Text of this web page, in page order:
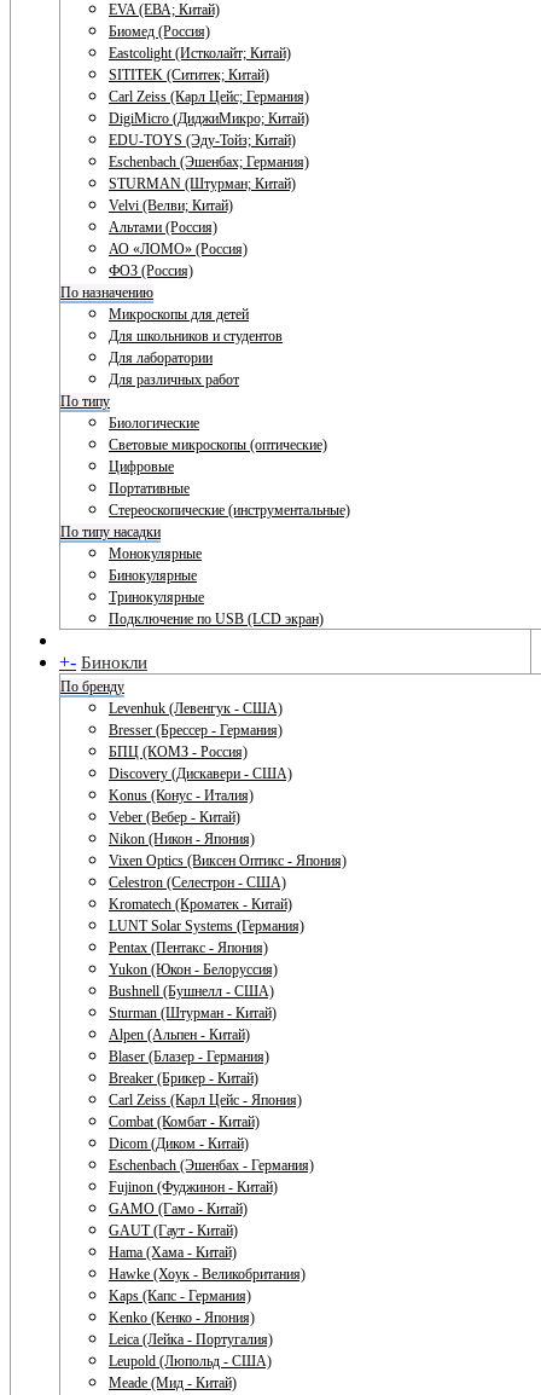
EVA (ЕВА; Китай)
Биомед (Россия)
Eastcolight (Истколайт; Китай)
SITITEK (Сититек; Китай)
Carl Zeiss (Карл Цейс; Германия)
DigiMicro (ДиджиМикро; Китай)
EDU-TOYS (Эду-Тойз; Китай)
Eschenbach (Эшенбах; Германия)
STURMAN (Штурман; Китай)
Velvi (Велви; Китай)
Альтами (Россия)
АО «ЛОМО» (Россия)
ФОЗ (Россия)
По назначению
Микроскопы для детей
Для школьников и студентов
Для лаборатории
Для различных работ
По типу
Биологические
Световые микроскопы (оптические)
Цифровые
Портативные
Стереоскопические (инструментальные)
По типу насадки
Монокулярные
Бинокулярные
Тринокулярные
Подключение по USB (LCD экран)
+- Бинокли
По бренду
Levenhuk (Левенгук - США)
Bresser (Брессер - Германия)
БПЦ (КОМЗ - Россия)
Discovery (Дискавери - США)
Konus (Конус - Италия)
Veber (Вебер - Китай)
Nikon (Никон - Япония)
Vixen Optics (Виксен Оптикс - Япония)
Celestron (Селестрон - США)
Kromatech (Кроматек - Китай)
LUNT Solar Systems (Германия)
Pentax (Пентакс - Япония)
Yukon (Юкон - Белоруссия)
Bushnell (Бушнелл - США)
Sturman (Штурман - Китай)
Alpen (Альпен - Китай)
Blaser (Блазер - Германия)
Breaker (Брикер - Китай)
Carl Zeiss (Карл Цейс - Япония)
Combat (Комбат - Китай)
Dicom (Диком - Китай)
Eschenbach (Эшенбах - Германия)
Fujinon (Фуджинон - Китай)
GAMO (Гамо - Китай)
GAUT (Гаут - Китай)
Hama (Хама - Китай)
Hawke (Хоук - Великобритания)
Kaps (Капс - Германия)
Kenko (Кенко - Япония)
Leica (Лейка - Португалия)
Leupold (Люпольд - США)
Meade (Мид - Китай)